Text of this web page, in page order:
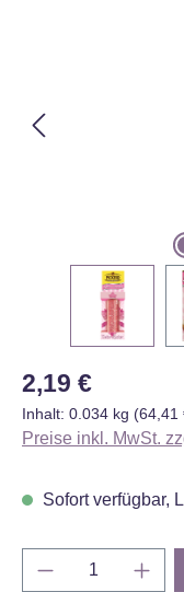
Regulärer Preis:
2,19 €
Inhalt: 0.034 kg (64,41
Preise inkl. MwSt.
Sofort verfügbar,
Produkt